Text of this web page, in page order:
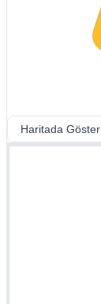
Haritada Göster